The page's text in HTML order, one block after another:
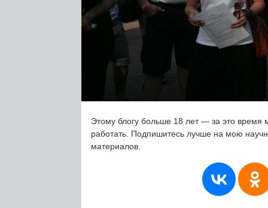
Этому блогу больше 18 лет — за это время
работать. Подпишитесь лучше на мою
материалов.